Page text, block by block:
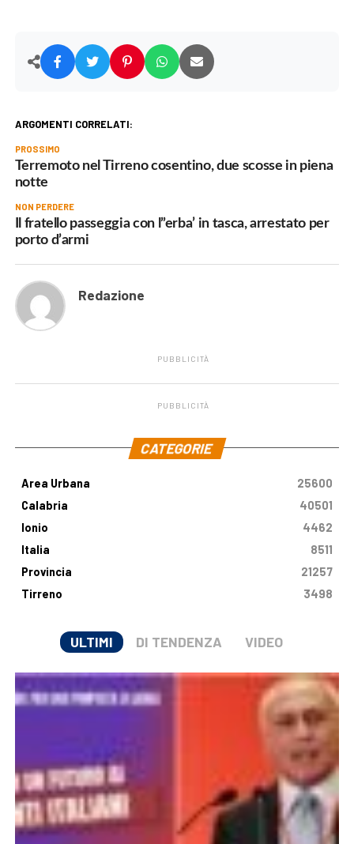
ARGOMENTI CORRELATI:
PROSSIMO
Terremoto nel Tirreno cosentino, due scosse in piena
notte
NON PERDERE
Il fratello passeggia con l”erba’ in tasca, arrestato per
porto d’armi
Redazione
PUBBLICITÀ
PUBBLICITÀ
CATEGORIE
Area Urbana
25600
Calabria
40501
Ionio
4462
Italia
8511
Provincia
21257
Tirreno
3498
ULTIMI DI TENDENZA VIDEO